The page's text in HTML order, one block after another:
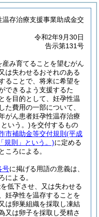
存治療支援事業助成金交
令和2年9月30日
告示第131号
み育てることを望むがん
は失わせるおそれのある
ることで、将来に希望を
できるよう支援するた
を目的として、妊孕性温
た費用の一部について、
がん患者妊孕性温存治療
いう。)を交付するもの
市補助金等交付規則 (平成
規則」という。)に定める
ころによる。
号に掲げる用語の意義は、
による。
低下させ、又は失わせる
妊孕性を温存することを
は卵巣組織を採取し凍結
又は卵子を採取し受精さ